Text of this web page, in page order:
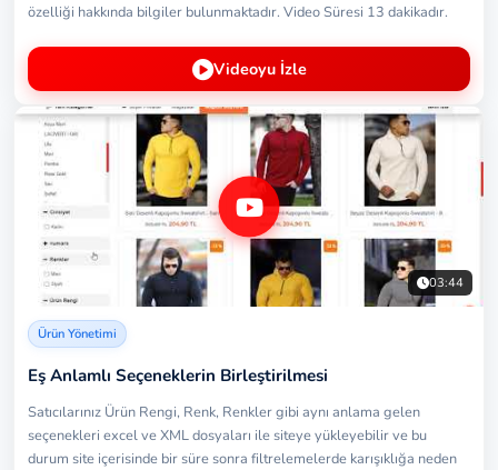
özelliği hakkında bilgiler bulunmaktadır. Video Süresi 13 dakikadır.
Videoyu İzle
03:44
Ürün Yönetimi
Eş Anlamlı Seçeneklerin Birleştirilmesi
Satıcılarınız Ürün Rengi, Renk, Renkler gibi aynı anlama gelen
seçenekleri excel ve XML dosyaları ile siteye yükleyebilir ve bu
durum site içerisinde bir süre sonra filtrelemelerde karışıklığa neden